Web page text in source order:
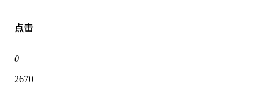
点击
0
2670